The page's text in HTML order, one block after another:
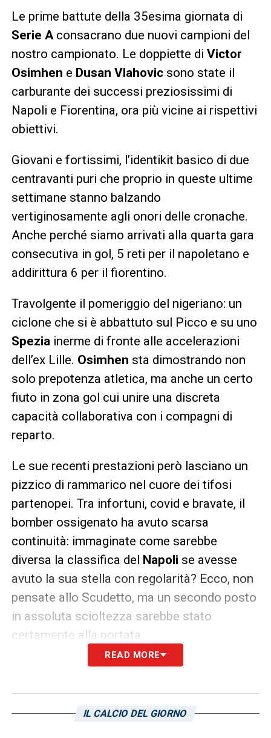
Le prime battute della 35esima giornata di
Serie Aconsacrano due nuovi campioni del
nostro campionato. Le doppiette di Victor
Osimhen e Dusan Vlahovicsono state il
carburante dei successi preziosissimi di
Napoli e Fiorentina, ora più vicine ai rispettivi
obiettivi.
Giovani e fortissimi, l’identikit basico di due
centravanti puri che proprio in queste ultime
settimane stanno balzando
vertiginosamente agli onori delle cronache.
Anche perché siamo arrivati alla quarta gara
consecutiva in gol, 5 reti per il napoletano e
addirittura 6 per il fiorentino.
Travolgente il pomeriggio del nigeriano: un
ciclone che si è abbattuto sul Picco e su uno
Spezia inerme di fronte alle accelerazioni
dell’ex Lille. Osimhen sta dimostrando non
solo prepotenza atletica, ma anche un certo
fiuto in zona gol cui unire una discreta
capacità collaborativa con i compagni di
reparto.
Le sue recenti prestazioni però lasciano un
pizzico di rammarico nel cuore dei tifosi
partenopei. Tra infortuni, covid e bravate, il
bomber ossigenato ha avuto scarsa
continuità: immaginate come sarebbe
diversa la classifica del Napoli se avesse
avuto la sua stella con regolarità? Ecco, non
pensate allo Scudetto, ma un secondo posto
in assoluta scioltezza sarebbe stato
certamente alla portata.
Dusan Vlahovic. Se la
assegnato al numero 9. Sono ormai 21 le reti
READ MORE
IL CALCIO DEL GIORNO